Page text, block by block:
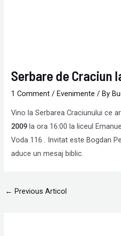
Serbare de Craciun
1 Comment /Evenimente / By
Vino la Serbarea Craciunului ce
2009 la ora 16:00 la liceul
Voda 116 . Invitat este Bogdan
aduce un mesaj biblic.
← Previous Articol